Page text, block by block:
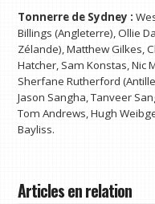
Tonnerre de Sydney :
Billings (Angleterre), Ollie
Zélande), Matthew Gilkes,
Hatcher, Sam Konstas, Nic
Sherfane Rutherford
Jason Sangha, Tanveer
Tom Andrews, Hugh
Bayliss.
Articles en relation